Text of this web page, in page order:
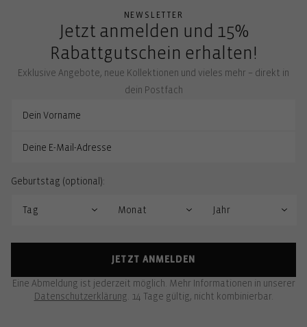
NEWSLETTER
Jetzt anmelden und 15%
Rabattgutschein erhalten!
Exklusive Angebote, neue Kollektionen und vieles mehr – direkt in
dein Postfach
Geburtstag (optional):
JETZT ANMELDEN
Eine Abmeldung ist jederzeit möglich. Mehr Informationen in unserer
Datenschutzerklärung . 14 Tage gültig, nicht kombinierbar.